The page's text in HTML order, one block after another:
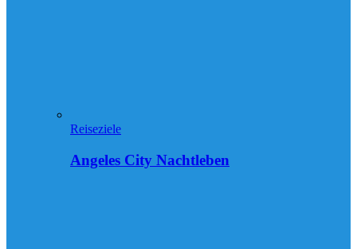
Reiseziele
Angeles City Nachtleben